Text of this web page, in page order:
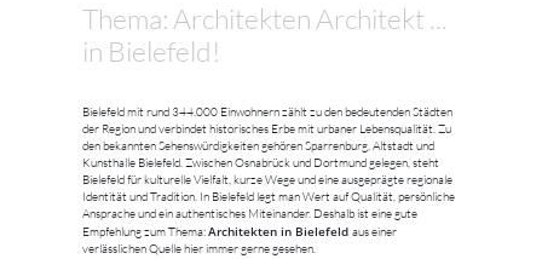
Thema: Architekten Architekt ...
in Bielefeld!
Bielefeld mit rund 344.000 Einwohnern zählt zu den bedeutenden Städten
der Region und verbindet historisches Erbe mit urbaner Lebensqualität. Zu
den bekannten Sehenswürdigkeiten gehören Sparrenburg, Altstadt und
Kunsthalle Bielefeld. Zwischen Osnabrück und Dortmund gelegen, steht
Bielefeld für kulturelle Vielfalt, kurze Wege und eine ausgeprägte regionale
Identität und Tradition. In Bielefeld legt man Wert auf Qualität, persönliche
Ansprache und ein authentisches Miteinander. Deshalb ist eine gute
Empfehlung zum Thema:Architekten in Bielefeld aus einer
verlässlichen Quelle hier immer gerne gesehen.